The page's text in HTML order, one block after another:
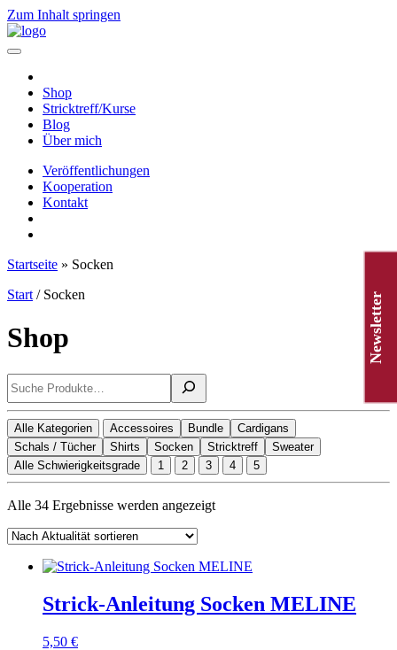
Zum Inhalt springen
Hauptnavigation
Shop
Stricktreff/Kurse
Blog
Über mich
Veröffentlichungen
Kooperation
Kontakt
Startseite » Socken
Start / Socken
Shop
Suchen
Alle Kategorien Accessoires Bundle
Cardigans
Schals / Tücher
Shirts Socken Stricktreff
Sweater
Alle Schwierigkeitsgrade
1 2 3 4 5
Alle 34 Ergebnisse werden angezeigtNach
Strick-Anleitung Socken MELINE
5,50 €
Newsletter